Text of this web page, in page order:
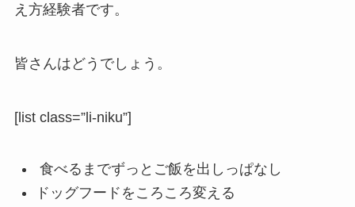
え方経験者です。
皆さんはどうでしょう。
[list class=”li-niku”]
食べるまでずっとご飯を出しっぱなし
ドッグフードをころころ変える